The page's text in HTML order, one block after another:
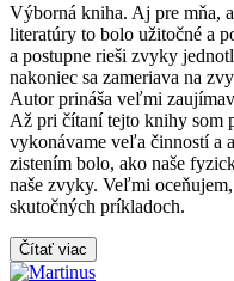
Výborná kniha. Aj pre mňa,
literatúry to bolo užitočné a
a postupne rieši zvyky
nakoniec sa zameriava na
Autor prináša veľmi
Až pri čítaní tejto knihy som
vykonávame veľa činností a
zistením bolo, ako naše
naše zvyky. Veľmi
skutočných príkladoch.
Čítať viac